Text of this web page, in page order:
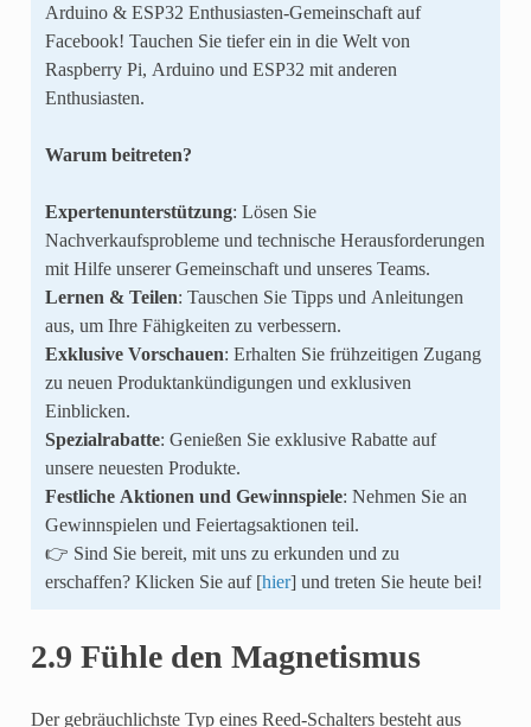
Arduino & ESP32 Enthusiasten-Gemeinschaft auf
Facebook! Tauchen Sie tiefer ein in die Welt von
Raspberry Pi, Arduino und ESP32 mit anderen
Enthusiasten.
Warum beitreten?
Expertenunterstützung: Lösen Sie
Nachverkaufsprobleme und technische Herausforderungen
mit Hilfe unserer Gemeinschaft und unseres Teams.
Lernen & Teilen: Tauschen Sie Tipps und Anleitungen
aus, um Ihre Fähigkeiten zu verbessern.
Exklusive Vorschauen: Erhalten Sie frühzeitigen Zugang
zu neuen Produktankündigungen und exklusiven
Einblicken.
Spezialrabatte: Genießen Sie exklusive Rabatte auf
unsere neuesten Produkte.
Festliche Aktionen und Gewinnspiele: Nehmen Sie an
Gewinnspielen und Feiertagsaktionen teil.
👉 Sind Sie bereit, mit uns zu erkunden und zu
erschaffen? Klicken Sie auf [hier] und treten Sie heute bei!
2.9 Fühle den Magnetismus
Der gebräuchlichste Typ eines Reed-Schalters besteht aus